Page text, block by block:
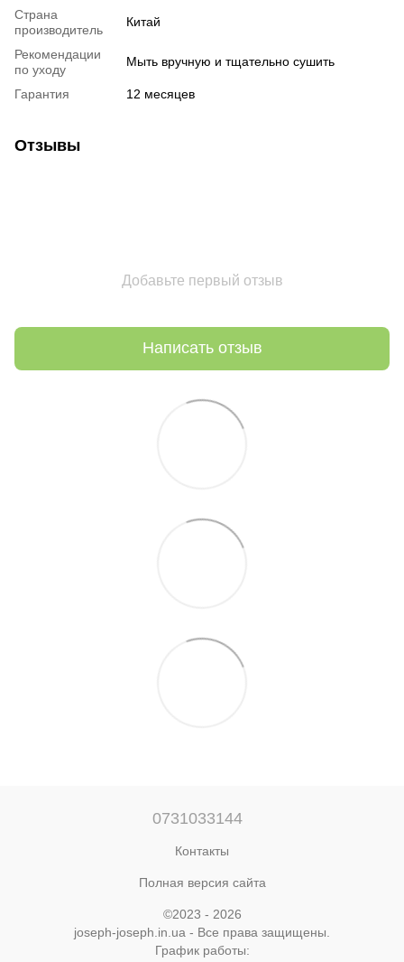
Страна
производитель
Китай
Рекомендации
по уходу
Мыть вручную и тщательно сушить
Гарантия 12 месяцев
Отзывы
Добавьте первый отзыв
Написать отзыв
0731033144
Контакты
Полная версия сайта
©2023 - 2026
joseph-joseph.in.ua - Все права защищены.
График работы: